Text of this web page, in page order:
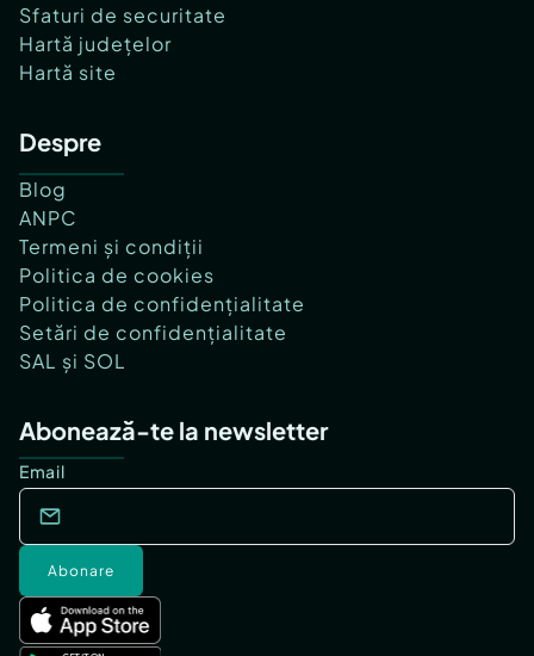
Sfaturi de securitate
Hartă județelor
Hartă site
Despre
Blog
ANPC
Termeni și condiții
Politica de cookies
Politica de confidențialitate
Setări de confidențialitate
SAL și SOL
Abonează-te la newsletter
Email
Abonare